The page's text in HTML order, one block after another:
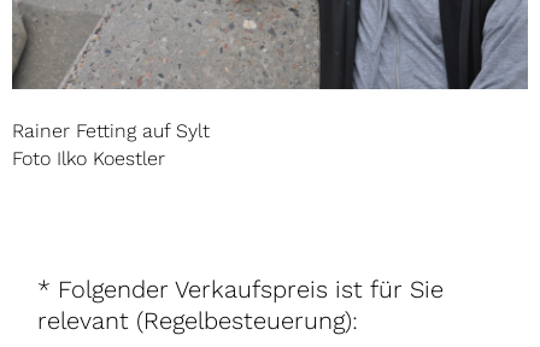
Rainer Fetting – Desmond - Miami Terrace
Rainer Fetting auf Sylt
Foto Ilko Koestler
* Folgender Verkaufspreis ist für Sie
relevant (Regelbesteuerung):